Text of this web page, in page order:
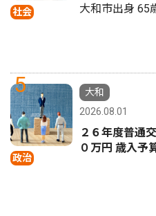
社会
大和市出身 65
5
政治
大和
2026.08.01
２６年度普通
０万円 歳入予